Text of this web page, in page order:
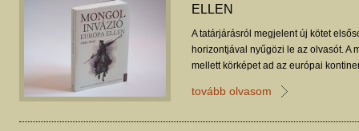
ELLEN
A tatárjárásról megjelent új kötet
horizontjával nyűgözi le az olvasót. A
mellett körképet ad az európai
történelemszemléletet kínál.
tovább olvasom